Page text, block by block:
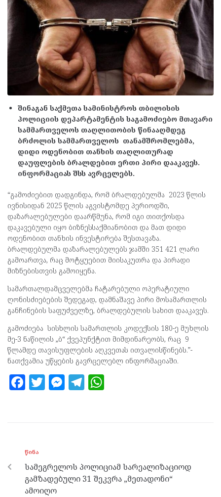
შინაგან საქმეთა სამინისტროს თბილისის
პოლიციის დეპარტამენტის საგამოძიებო მთავარი
სამმართველოს თაღლითობის წინააღმდეგ
ბრძოლის სამმართველოს თანამშრომლებმა,
დიდი ოდენობით თანხის თაღლითურად
დაუფლების ბრალდებით ერთი პირი დააკავეს.
ინფორმაციას შსს ავრცელებს.
“გამოძიებით დადგინდა, რომ ბრალდებულმა 2023 წლის
ივნისიდან 2025 წლის აგვისტომდე პერიოდში,
დაზარალებულები დაარწმუნა, რომ იგი თითქოსდა
დაკავებული იყო ბიზნესსაქმიანობით და მათ დიდი
ოდენობით თანხის ინვესტირება შესთავაზა.
ბრალდებულმა დაზარალებულებს ჯამში 351 421 ლარი
გამოართვა, რაც მოტყუებით მიისაკუთრა და პირადი
მიზნებისთვის გამოიყენა.
სამართალდამცველებმა ჩატარებული ოპერატიული
ღონისძიებების შედეგად, დამნაშავე პირი მოსამართლის
განჩინების საფუძველზე, ბრალდებულის სახით დააკავეს.
გამოძიება სისხლის სამართლის კოდექსის 180-ე მუხლის
მე-3 ნაწილის „ბ“ ქვეპუნქტით მიმდინარეობს, რაც 9
წლამდე თავისუფლების აღკვეთას ითვალისწინებს.”-
ნათქვამია უწყების გავრცელებლ ინფორმაციაში.
F
o
o
k
T M
er
T
m p
p
ᲬᲘᲜᲐ
სამეგრელოს პოლიციამ სარეალიზაციოდ
გამზადებული 31 შეკვრა „მეთადონი“
ამოიღო